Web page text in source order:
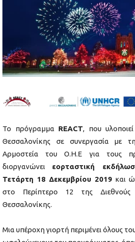
Το πρόγραμμα REACT, που
Θεσσαλονίκης σε συνεργασία με
Αρμοστεία του O.H.E για τους
διοργανώνει εορταστική
Τετάρτη 18 Δεκεμβρίου 2019 και
στο Περίπτερο 12 της Διεθνούς
Θεσσαλονίκης.
Μια υπέροχη γιορτή περιμένει όλους